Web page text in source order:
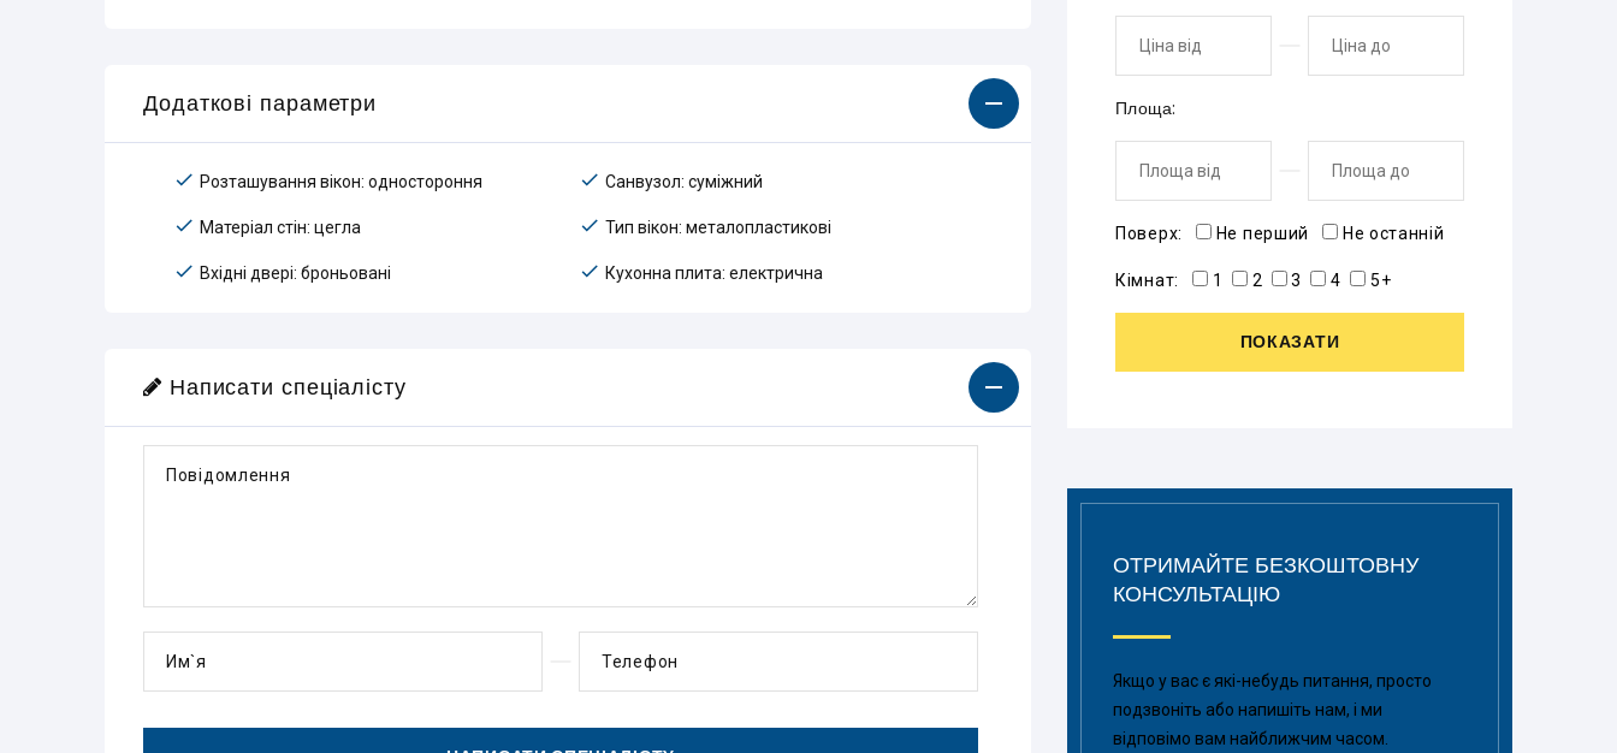
Додаткові параметри
Розташування вікон: одностороння Санвузол: суміжний
Матеріал стін: цегла Тип вікон: металопластикові
Вхідні двері: броньовані Кухонна плита: електрична
Написати спеціалісту
Повідомлення
Им`я Телефон
Площа:
Поверх: Не перший Не останній
Кімнат: 1 2 3 4 5+
ПОКАЗАТИ
ОТРИМАЙТЕ БЕЗКОШТОВНУ
КОНСУЛЬТАЦІЮ
Якщо у вас є які-небудь питання, просто
подзвоніть або напишіть нам, і ми
відповімо вам найближчим часом.